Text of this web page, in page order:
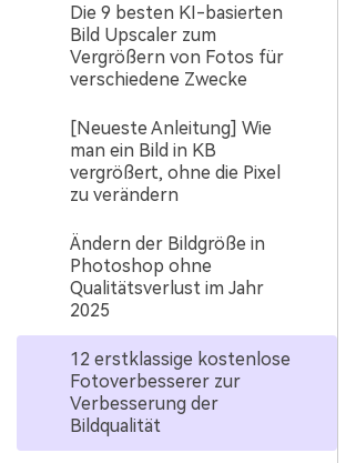
Die 9 besten KI-basierten
Bild Upscaler zum
Vergrößern von Fotos für
verschiedene Zwecke
[Neueste Anleitung] Wie
man ein Bild in KB
vergrößert, ohne die Pixel
zu verändern
Ändern der Bildgröße in
Photoshop ohne
Qualitätsverlust im Jahr
2025
12 erstklassige kostenlose
Fotoverbesserer zur
Verbesserung der
Bildqualität